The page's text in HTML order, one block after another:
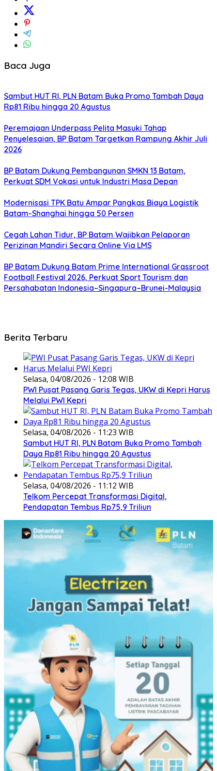
Baca Juga
Sambut HUT RI, PLN Batam Buka Promo Tambah Daya
Rp81 Ribu hingga 20 Agustus
Peremajaan Underpass Pelita Masuki Tahap
Penyelesaian, BP Batam Targetkan Rampung Akhir Juli
2026
BP Batam Dukung Pembangunan SMKN 13 Batam,
Perkuat SDM Vokasi untuk Industri Masa Depan
Modernisasi TPK Batu Ampar Pangkas Biaya Logistik
Batam-Shanghai hingga 50 Persen
Cegah Lahan Tidur, BP Batam Wajibkan Pelaporan
Perizinan Mandiri Secara Online Via LMS
BP Batam Dukung Batam Prime International Grassroot
Football Festival 2026, Perkuat Sport Tourism dan
Persahabatan Indonesia–Singapura–Brunei-Malaysia
Berita Terbaru
Selasa, 04/08/2026 - 12:08 WIB
PWI Pusat Pasang Garis Tegas, UKW di Kepri Harus
Melalui PWI Kepri
Selasa, 04/08/2026 - 11:23 WIB
Sambut HUT RI, PLN Batam Buka Promo Tambah
Daya Rp81 Ribu hingga 20 Agustus
Selasa, 04/08/2026 - 11:12 WIB
Telkom Percepat Transformasi Digital,
Pendapatan Tembus Rp75,9 Triliun